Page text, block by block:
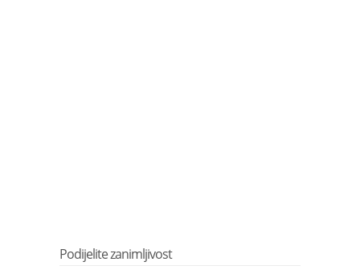
Podijelite zanimljivost